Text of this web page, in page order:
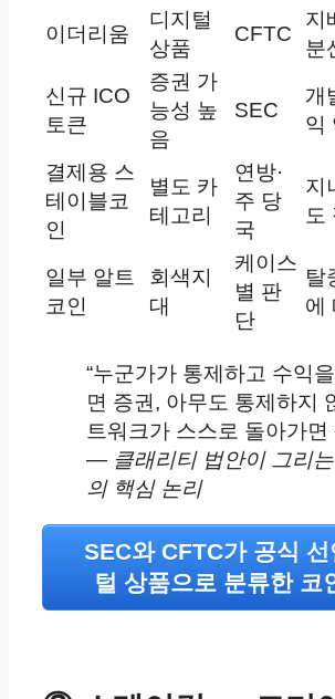
이더리움
디지털
상품
CFTC
지
분
신규 ICO
토큰
증권 가
능성 높
음
SEC
개
익
결제용 스
테이블코
인
별도 카
테고리
연방·
주 당
국
지
도
일부 알트
코인
회색지
대
케이스
별 판
단
탈
에
“누군가가 통제하고 수익
면 증권, 아무도 통제하지
트워크가 스스로 돌아가면
— 클래리티 법안이 그리
의 핵심 논리
SEC와 CFTC가 공식 선
털 상품으로 분류한 코